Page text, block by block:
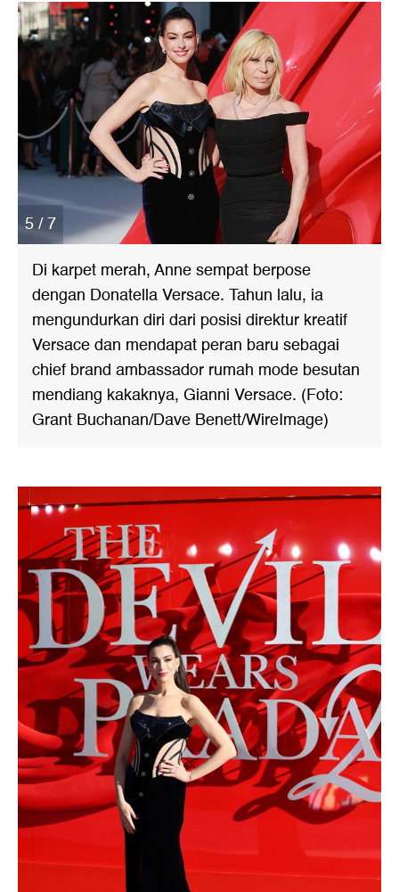
5 / 7
Di karpet merah, Anne sempat berpose
dengan Donatella Versace. Tahun lalu, ia
mengundurkan diri dari posisi direktur kreatif
Versace dan mendapat peran baru sebagai
chief brand ambassador rumah mode besutan
mendiang kakaknya, Gianni Versace. (Foto:
Grant Buchanan/Dave Benett/WireImage)